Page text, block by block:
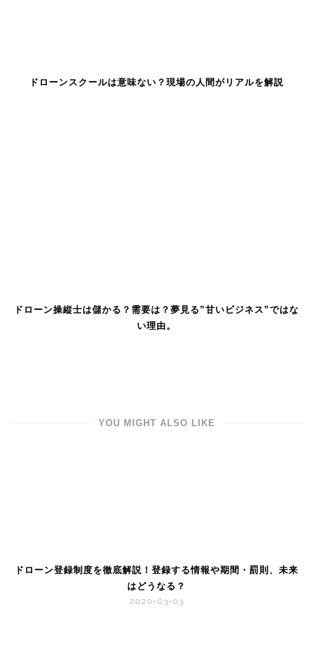
ドローンスクールは意味ない？現場の人間がリアルを解説
ドローン操縦士は儲かる？需要は？夢見る”甘いビジネス”ではな
い理由。
YOU MIGHT ALSO LIKE
ドローン登録制度を徹底解説！登録する情報や期間・罰則、未来
はどうなる？
2020-03-03